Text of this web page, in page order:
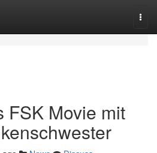
FSK Movie mit